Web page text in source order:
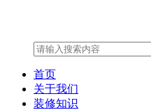
首页
关于我们
装修知识